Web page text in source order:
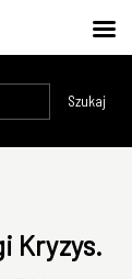
Szukaj
Kryzys.